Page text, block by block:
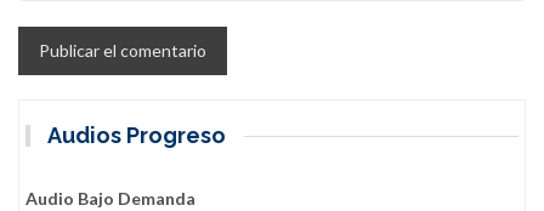
Audios Progreso
Audio Bajo Demanda